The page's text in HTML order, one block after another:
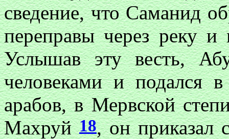
сведение, что Саманид
переправы через реку и
Услышав эту весть,
человеками и подался
арабов, в Мервской
Махруй18, он приказал